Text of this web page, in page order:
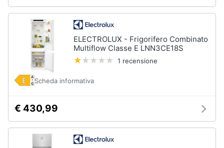
ELECTROLUX - Frigorifero Combinato
Multiflow Classe E LNN3CE18S
1 recensione
Scheda informativa
€ 430,99